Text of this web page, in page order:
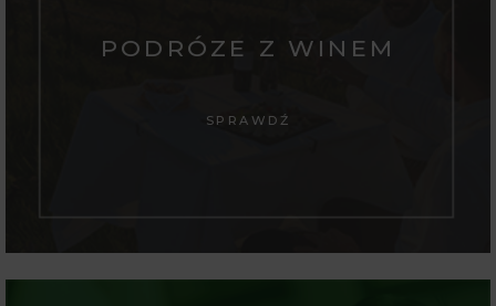
PODRÓZE Z WINEM
SPRAWDŹ